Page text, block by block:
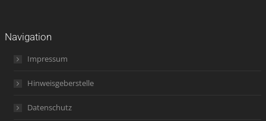
Navigation
Impressum
Hinweisgeberstelle
Datenschutz